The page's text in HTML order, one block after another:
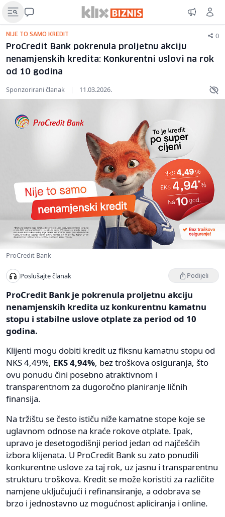
NIJE TO SAMO KREDIT 0
ProCredit Bank pokrenula proljetnu akciju
nenamjenskih kredita: Konkurentni uslovi na rok
od 10 godina
Sponzorirani članak | 11.03.2026.
ProCredit Bank
Poslušajte članak Podijeli
ProCredit Bank je pokrenula proljetnu akciju
nenamjenskih kredita uz konkurentnu kamatnu
stopu i stabilne uslove otplate za period od 10
godina.
Klijenti mogu dobiti kredit uz fiksnu kamatnu stopu od
NKS 4,49%, EKS 4,94%, bez troškova osiguranja, što
ovu ponudu čini posebno atraktivnom i
transparentnom za dugoročno planiranje ličnih
finansija.
Na tržištu se često ističu niže kamatne stope koje se
uglavnom odnose na kraće rokove otplate. Ipak,
upravo je desetogodišnji period jedan od najčešćih
izbora klijenata. U ProCredit Bank su zato ponudili
konkurentne uslove za taj rok, uz jasnu i transparentnu
strukturu troškova. Kredit se može koristiti za različite
namjene uključujući i refinansiranje, a odobrava se
brzo i jednostavno uz mogućnost apliciranja i online.